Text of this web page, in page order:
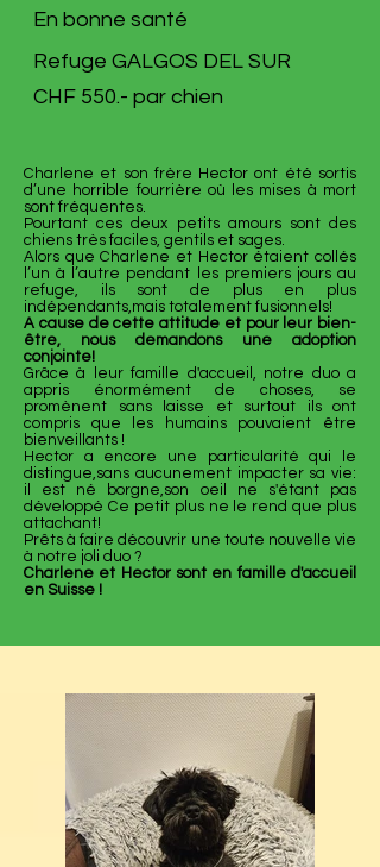
En bonne santé
Refuge GALGOS DEL SUR
CHF 550.- par chien
Charlene et son frère Hector ont été sortis
d’une horrible fourrière où les mises à mort
sont fréquentes.
Pourtant ces deux petits amours sont des
chiens très faciles, gentils et sages.
Alors que Charlene et Hector étaient collés
l’un à l’autre pendant les premiers jours au
refuge, ils sont de plus en plus
indépendants,mais totalement fusionnels!
A cause de cette attitude et pour leur bien-
être, nous demandons une adoption
conjointe!
Grâce à leur famille d'accueil, notre duo a
appris énormément de choses, se
promènent sans laisse et surtout ils ont
compris que les humains pouvaient être
bienveillants !
Hector a encore une particularité qui le
distingue,sans aucunement impacter sa vie:
il est né borgne,son oeil ne s'étant pas
développé Ce petit plus ne le rend que plus
attachant!
Prêts à faire découvrir une toute nouvelle vie
à notre joli duo ?
Charlene et Hector sont en famille d'accueil
en Suisse !